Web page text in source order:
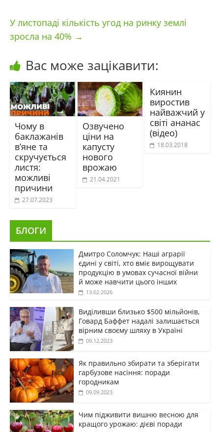
У листопаді кількість угод на ринку землі
зросла на 40% →
Вас може зацікавити:
Чому в
баклажанів
в’яне та
скручується
листя:
можливі
причини
27.07.2023
Озвучено
ціни на
капусту
нового
врожаю
21.04.2021
Киянин
виростив
найважчий у
світі ананас
(відео)
18.03.2018
БЛОГИ
Дмитро Соломчук: Наші аграрії
єдині у світі, хто вміє вирощувати
продукцію в умовах сучасної війни
й може навчити цього інших
13.02.2026
Виділивши близько $500 мільйонів,
Говард Баффет надалі залишається
вірним своєму шляху в Україні
09.12.2023
Як правильно збирати та зберігати
гарбузове насіння: поради
городникам
09.09.2023
Чим підживити вишню весною для
кращого урожаю: дієві поради